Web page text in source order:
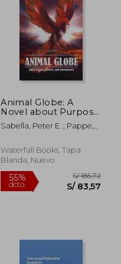
55%
dcto.
Animal Globe: A
Novel about Purpose,
Choices and
Consequences (en
Sabella, Peter E. ; Pappe,
Waterfall Books, Tapa
Blanda, Nuevo